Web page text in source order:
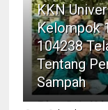
KKN
Kelompok
104238
Tentang
Sampah